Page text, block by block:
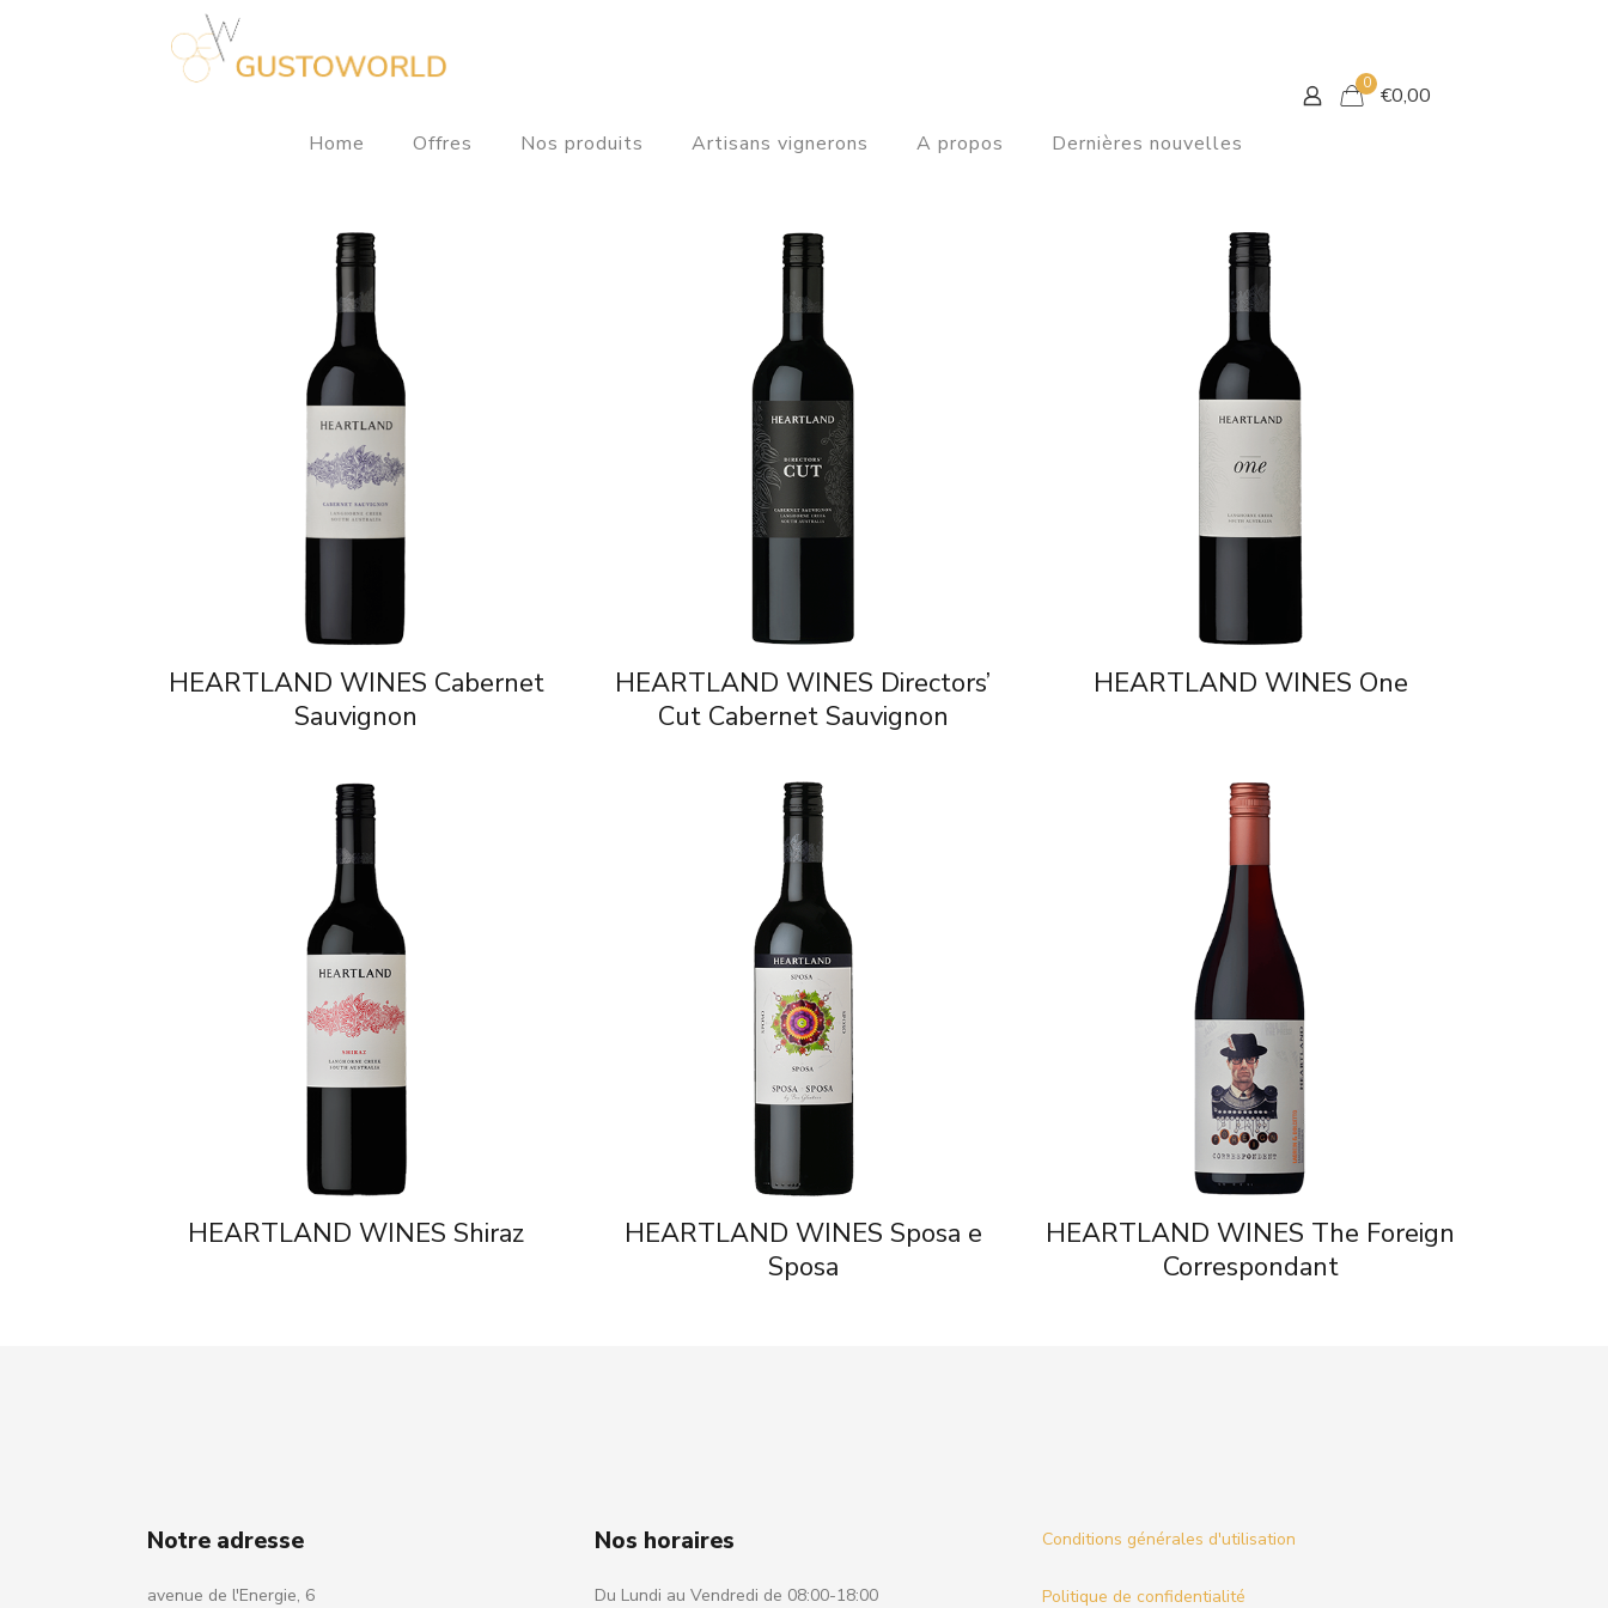
Home Offres Nos produits Artisans vignerons A propos Dernières nouvelles
0 €0,00
HEARTLAND WINES Cabernet
Sauvignon
HEARTLAND WINES Directors’
Cut Cabernet Sauvignon
HEARTLAND WINES One
HEARTLAND WINES Shiraz
HEARTLAND WINES Sposa e
Sposa
HEARTLAND WINES The Foreign
Correspondant
Notre adresse
avenue de l'Energie, 6
Nos horaires
Du Lundi au Vendredi de 08:00-18:00
Conditions générales d'utilisation
Politique de confidentialité